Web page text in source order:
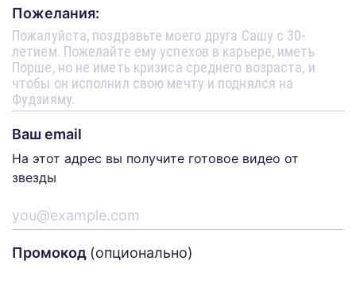
Пожелания:
Ваш email
На этот адрес вы получите готовое видео от
звезды
Промокод (опционально)